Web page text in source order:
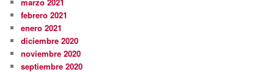
febrero 2021
enero 2021
diciembre 2020
noviembre 2020
septiembre 2020